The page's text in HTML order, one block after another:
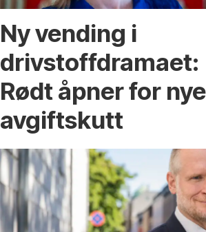
Ny vending i
drivstoffdramaet:
Rødt åpner for nye
avgiftskutt